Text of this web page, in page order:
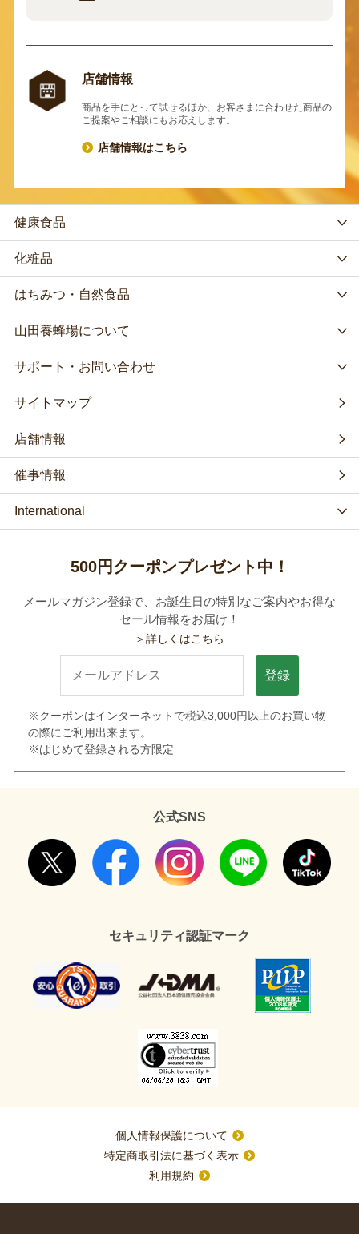
店舗情報
商品を手にとって試せるほか、お客さまに合わせた商品の
ご提案やご相談にもお応えします。
店舗情報はこちら
健康食品
化粧品
はちみつ・自然食品
山田養蜂場について
サポート・お問い合わせ
サイトマップ
店舗情報
催事情報
International
500円クーポンプレゼント中！
メールマガジン登録で、お誕生日の特別なご案内やお得な
セール情報をお届け！
＞詳しくはこちら
登録
※クーポンはインターネットで税込3,000円以上のお買い物
の際にご利用出来ます。
※はじめて登録される方限定
公式SNS
セキュリティ認証マーク
個人情報保護について
特定商取引法に基づく表示
利用規約